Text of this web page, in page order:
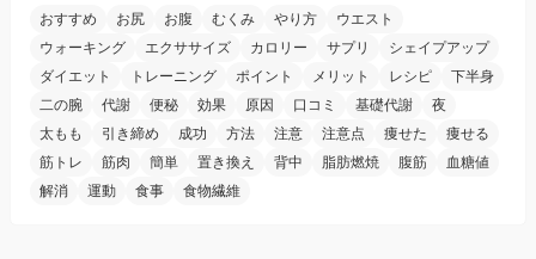
おすすめ お尻 お腹 むくみ やり方
ウエスト
ウォーキング
エクササイズ カロリー サプリ
シェイプアップ
ダイエット
トレーニング ポイント メリット レシピ
下半身
二の腕
代謝 便秘 効果 原因 口コミ 基礎代謝
夜
太もも
引き締め 成功 方法 注意 注意点 痩せた
痩せる
筋トレ
筋肉 簡単 置き換え 背中 脂肪燃焼 腹筋
血糖値
解消
運動 食事 食物繊維